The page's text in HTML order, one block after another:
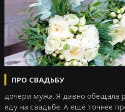
ПРО СВАДЬБУ
дочери мужа. Я давно обещала
еду на свадьбе. А ещё точнее